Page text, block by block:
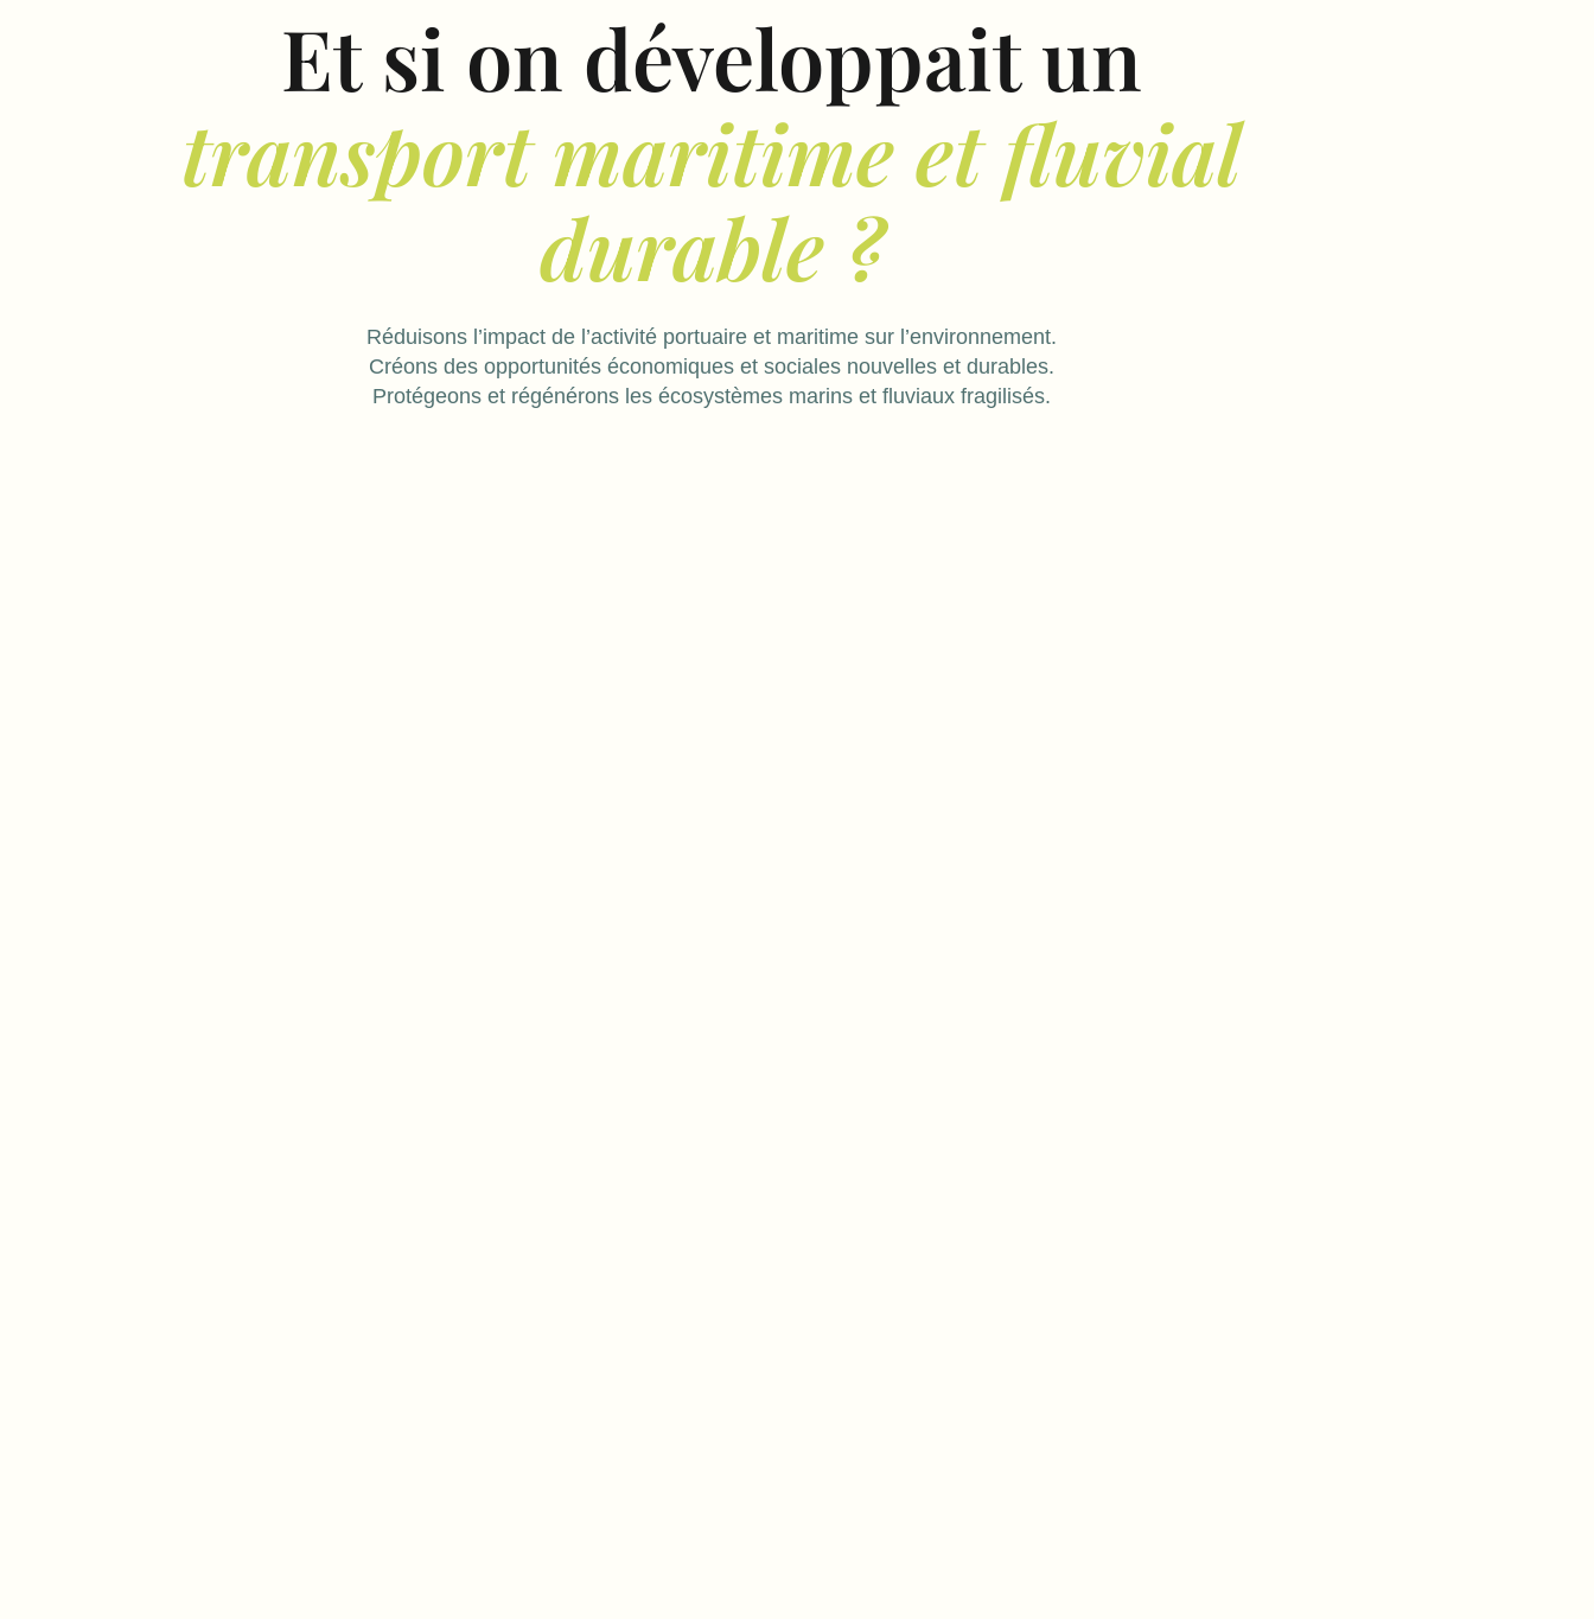
Et si on développait un
transport maritime et fluvial
durable ?
Réduisons l’impact de l’activité portuaire et maritime sur l’environnement.
Créons des opportunités économiques et sociales nouvelles et durables.
Protégeons et régénérons les écosystèmes marins et fluviaux fragilisés.